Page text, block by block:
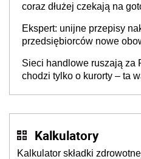
coraz dłużej czekają na
Ekspert: unijne przepisy
przedsiębiorców nowe
Sieci handlowe ruszają za
chodzi tylko o kurorty – ta
Kalkulatory
Kalkulator składki